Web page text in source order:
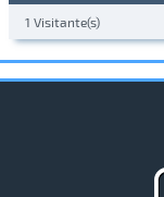
1 Visitante(s)